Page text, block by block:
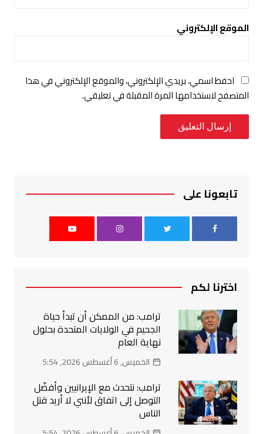
الموقع الإلكتروني
احفظ اسمي، بريدي الإلكتروني، والموقع الإلكتروني في هذا
المتصفح لاستخدامها المرة المقبلة في تعليقي.
تابعونا على
اخترنا لكم
ترامب: من الممكن أن تبدأ حياة
الجحيم في الولايات المتحدة بحلول
نهاية العام
الخميس, 6 أغسطس 2026, 5:54
ترامب: نتحدث مع الإيرانيين وأفضّل
التوصل إلى اتفاق لأنني لا أريد قتل
الناس